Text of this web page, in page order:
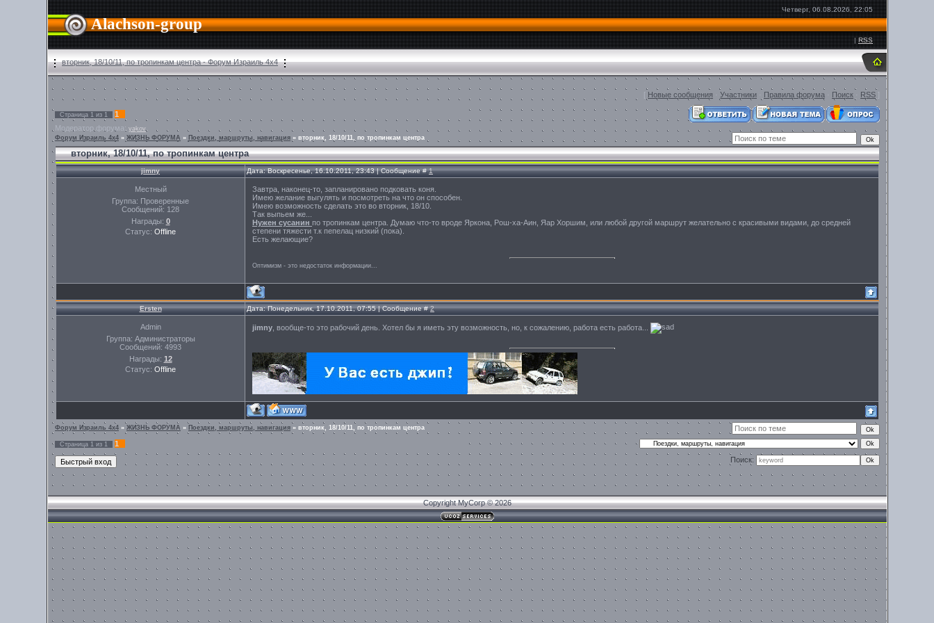
Alachson-group
Четверг, 06.08.2026, 22:05
|RSS
вторник, 18/10/11, по тропинкам центра - Форум Израиль 4х4
[ Новые сообщения Участники Правила форума Поиск RSS ]
Страница 1 из 1
1
Модератор форума: yakov
Форум Израиль 4х4 » ЖИЗНЬ ФОРУМА » Поездки, маршруты, навигация » вторник, 18/10/11, по тропинкам центра
вторник, 18/10/11, по тропинкам центра
jimny Дата: Воскресенье, 16.10.2011, 23:43 | Сообщение #1
Местный
Группа: Проверенные
Сообщений: 128
Награды: 0
Статус: Offline
Завтра, наконец-то, запланировано подковать коня.
Имею желание выгулять и посмотреть на что он способен.
Имею возможность сделать это во вторник, 18/10.
Так выпьем же...
Нужен сусанин по тропинкам центра. Думаю что-то вроде Яркона, Рош-ха-Аин, Яар Хоршим, или любой другой маршрут желательно с красивыми видами, до средней
степени тяжести т.к пепелац низкий (пока).
Есть желающие?
Оптимизм - это недостаток информации...
Ersten Дата: Понедельник, 17.10.2011, 07:55 | Сообщение #2
Admin
Группа: Администраторы
Сообщений: 4993
Награды: 12
Статус: Offline
jimny , вообще-то это рабочий день. Хотел бы я иметь эту возможность, но, к сожалению, работа есть работа...
Форум Израиль 4х4 » ЖИЗНЬ ФОРУМА » Поездки, маршруты, навигация » вторник, 18/10/11, по тропинкам центра
Страница 1 из 1
1
Поиск:
Copyright MyCorp © 2026